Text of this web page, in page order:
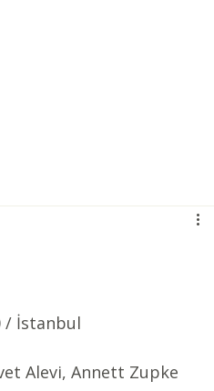
/ İstanbul
Alevi, Annett Zupke